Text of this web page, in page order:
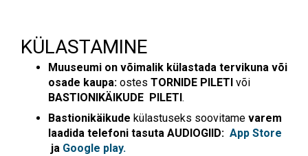
KÜLASTAMINE
Muuseumi on võimalik külastada tervikuna või
osade kaupa: ostes TORNIDE PILETI või
BASTIONIKÄIKUDE PILETI .
Bastionikäikude külastuseks soovitame varem
laadida telefoni tasuta AUDIOGIID: App Store
ja Google play.